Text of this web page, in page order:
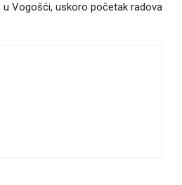
u Vogošći, uskoro početak radova